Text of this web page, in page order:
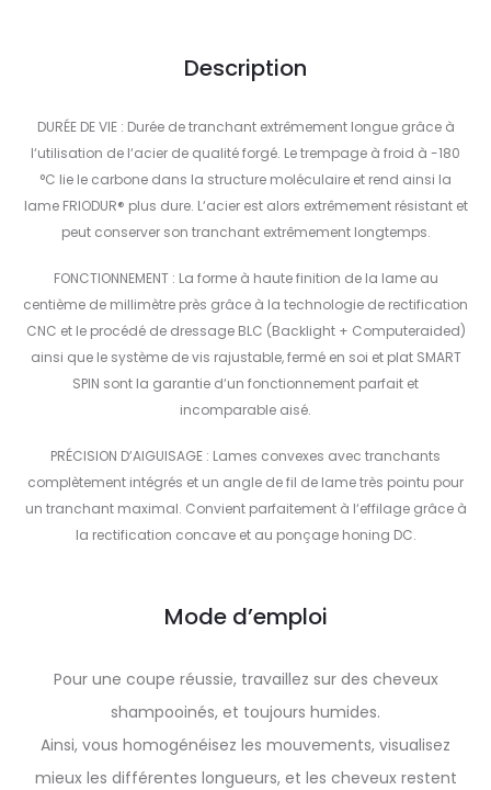
Description
DURÉE DE VIE : Durée de tranchant extrêmement longue grâce à
l‘utilisation de l‘acier de qualité forgé. Le trempage à froid à -180
°C lie le carbone dans la structure moléculaire et rend ainsi la
lame FRIODUR® plus dure. L‘acier est alors extrêmement résistant et
peut conserver son tranchant extrêmement longtemps.
FONCTIONNEMENT : La forme à haute finition de la lame au
centième de millimètre près grâce à la technologie de rectification
CNC et le procédé de dressage BLC (Backlight + Computeraided)
ainsi que le système de vis rajustable, fermé en soi et plat SMART
SPIN sont la garantie d‘un fonctionnement parfait et
incomparable aisé.
PRÉCISION D’AIGUISAGE : Lames convexes avec tranchants
complètement intégrés et un angle de fil de lame très pointu pour
un tranchant maximal. Convient parfaitement à l‘effilage grâce à
la rectification concave et au ponçage honing DC.
Mode d’emploi
Pour une coupe réussie, travaillez sur des cheveux
shampooinés, et toujours humides.
Ainsi, vous homogénéisez les mouvements, visualisez
mieux les différentes longueurs, et les cheveux restent